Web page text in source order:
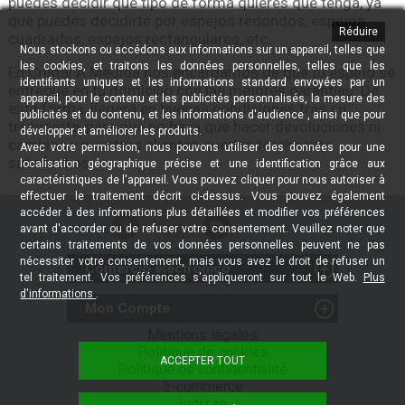
Nous stockons ou accédons aux informations sur un appareil, telles que
les cookies, et traitons les données personnelles, telles que les
identifiants uniques et les informations standard envoyées par un
appareil, pour le contenu et les publicités personnalisés, la mesure des
publicités et du contenu, et les informations d'audience , ainsi que pour
développer et améliorer les produits.
Avec votre permission, nous pouvons utiliser des données pour une
localisation géographique précise et une identification grâce aux
caractéristiques de l'appareil. Vous pouvez cliquer pour nous autoriser à
effectuer le traitement décrit ci-dessus. Vous pouvez également
accéder à des informations plus détaillées et modifier vos préférences
avant d'accorder ou de refuser votre consentement. Veuillez noter que
certains traitements de vos données personnelles peuvent ne pas
nécessiter votre consentement, mais vous avez le droit de refuser un
tel traitement. Vos préférences s'appliqueront sur tout le Web.
Plus
d'informations .
Réduire
ACCEPTER TOUT
que puedes decidirte por espejos redondos, espejos
En Cristal A Medida nos encargamos de que tu espejo se
entregue en tu domicilio con las mejores garantías. De
esta forma, llegará en buenas condiciones tras su
transporte, para que no haya que hacer devoluciones ni
cambios y nuestros clientes queden totalmente
satisfechos.
Comercio electrónico
RETOURS - DROIT DE RÉTRACTATION
Installateurs Professionnels
Politique de Vente / Retours
Black Friday en Cristallerie
Mes données
Mes notifications/a>
Mes favoris
Politique de cookies
Politique de confidentialité